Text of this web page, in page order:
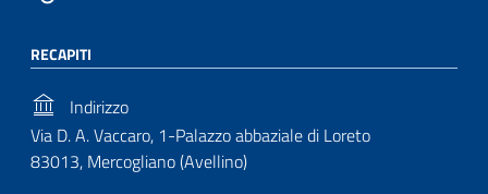
RECAPITI
Indirizzo
Via D. A. Vaccaro, 1-Palazzo abbaziale di Loreto
83013, Mercogliano (Avellino)